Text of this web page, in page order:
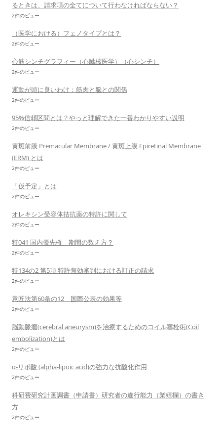
るときは、請求項の全てについて行わなければならない？
2件のビュー
（医学における）フェノタイプとは？
2件のビュー
心筋シンチグラフィー（心臓核医学）（心シンチ）
2件のビュー
運動が頭に良いわけ：筋肉と脳との関係
2件のビュー
95%信頼区間とは？やっと理解できた一番わかりやすい説明
2件のビュー
黄斑前膜 Premacular Membrane / 黄斑上膜 Epiretinal Membrane
(ERM) とは
2件のビュー
「仮予定」とは
2件のビュー
オレキシン受容体拮抗薬の特許に関して
2件のビュー
特041 国内優先権 期間の数え方？
2件のビュー
特134の2 第5項 特許無効審判における訂正の請求
2件のビュー
意匠法第60条の12 国際公表の効果等
2件のビュー
脳動脈瘤(cerebral aneurysm)を治療するためのコイル塞栓術(Coil
embolization)とは
2件のビュー
α-リポ酸 (alpha-lipoic acid)の強力な抗酸化作用
2件のビュー
科研費研究計画調書（申請書）研究者の遂行能力（業績欄）の書き
方
2件のビュー